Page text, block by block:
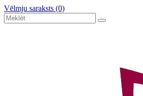
Vēlmju saraksts (0)